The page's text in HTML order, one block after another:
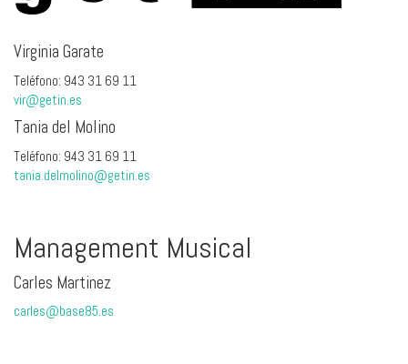
Virginia Garate
Teléfono: 943 31 69 11
vir@getin.es
Tania del Molino
Teléfono: 943 31 69 11
tania.delmolino@getin.es
Management Musical
Carles Martinez
carles@base85.es